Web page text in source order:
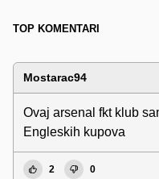
TOP KOMENTARI
Mostarac94
Ovaj arsenal fkt klub
Engleskih kupova
2 0